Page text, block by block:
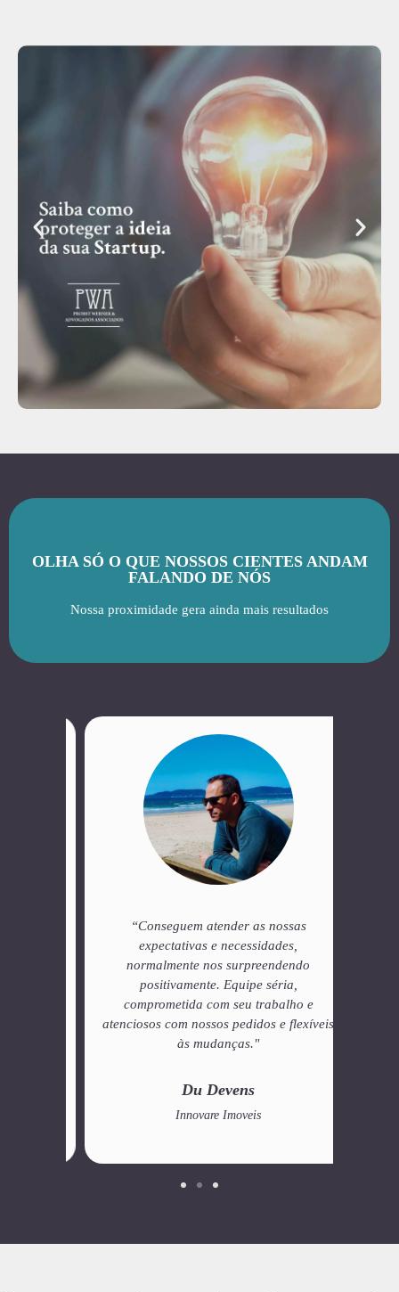
OLHA SÓ O QUE NOSSOS CIENTES ANDAM
FALANDO DE NÓS
Nossa proximidade gera ainda mais resultados
“Conseguem atender as nossas
expectativas e necessidades,
normalmente nos surpreendendo
positivamente. Equipe séria,
comprometida com seu trabalho e
atenciosos com nossos pedidos e flexíveis
às mudanças."
Du Devens
Innovare Imoveis